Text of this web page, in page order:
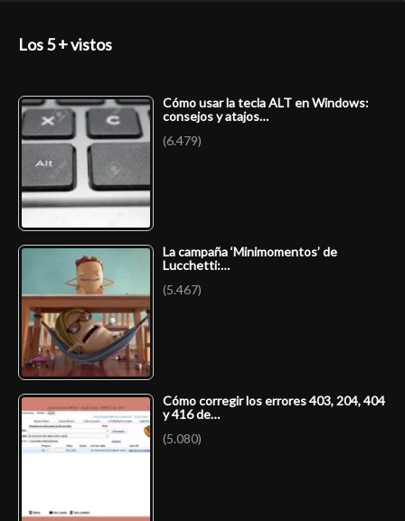
Los 5 + vistos
Cómo usar la tecla ALT en Windows:
consejos y atajos…
(6.479)
La campaña ‘Minimomentos’ de
Lucchetti:…
(5.467)
Cómo corregir los errores 403, 204, 404
y 416 de…
(5.080)